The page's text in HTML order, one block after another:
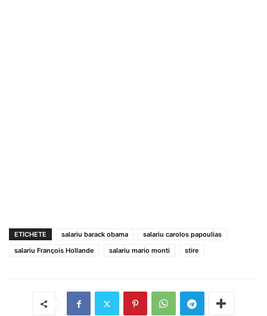
ETICHETE salariu barack obama
salariu carolos papoulias
salariu François Hollande
salariu mario monti stire